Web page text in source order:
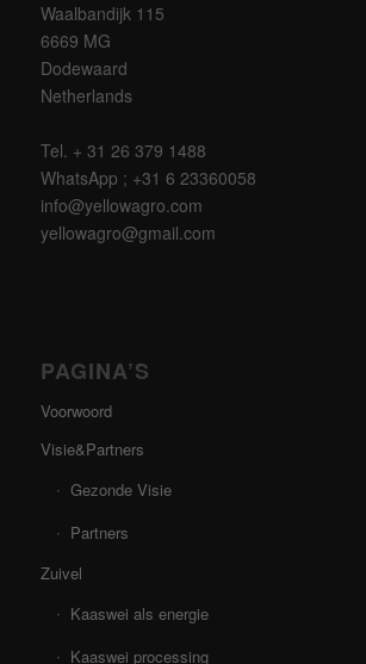
Waalbandijk 115
6669 MG
Dodewaard
Netherlands
Tel. + 31 26 379 1488
WhatsApp ; +31 6 23360058
info@yellowagro.com
yellowagro@gmail.com
PAGINA’S
Voorwoord
Visie&Partners
Gezonde Visie
Partners
Zuivel
Kaaswei als energie
Kaaswei processing